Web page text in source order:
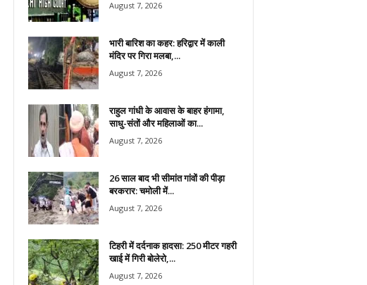
August 7, 2026
भारी बारिश का कहर: हरिद्वार में काली
मंदिर पर गिरा मलबा,...
August 7, 2026
राहुल गांधी के आवास के बाहर हंगामा,
साधु-संतों और महिलाओं का...
August 7, 2026
26 साल बाद भी सीमांत गांवों की पीड़ा
बरकरार: चमोली में...
August 7, 2026
टिहरी में दर्दनाक हादसा: 250 मीटर गहरी
खाई में गिरी बोलेरो,...
August 7, 2026